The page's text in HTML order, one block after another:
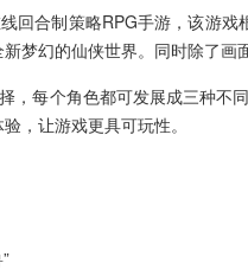
回合制策略RPG手游，该游
梦幻的仙侠世界。同时除了
，每个角色都可发展成三种
，让游戏更具可玩性。